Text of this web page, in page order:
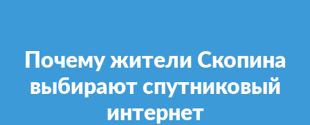
Почему жители Скопина
выбирают спутниковый
интернет